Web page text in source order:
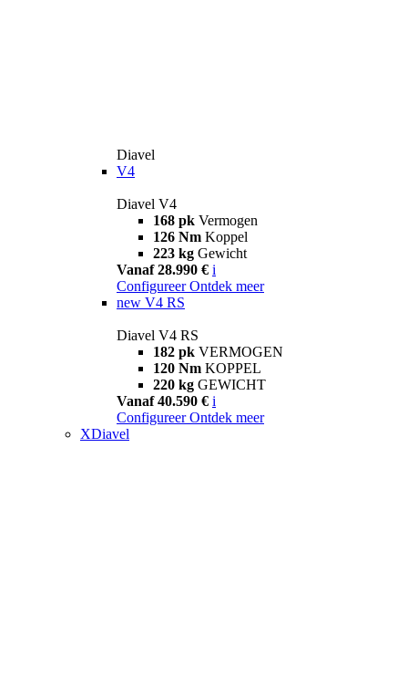
Diavel
V4
Diavel V4
168 pk Vermogen
126 Nm Koppel
223 kg Gewicht
Vanaf 28.990 € i
Configureer Ontdek meer
new V4 RS
Diavel V4 RS
182 pk VERMOGEN
120 Nm KOPPEL
220 kg GEWICHT
Vanaf 40.590 € i
Configureer Ontdek meer
XDiavel